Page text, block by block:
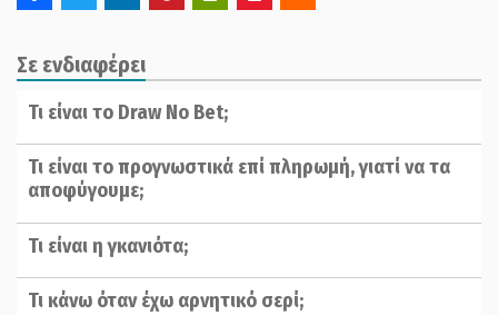
Σε ενδιαφέρει
Τι είναι το Draw No Bet;
Τι είναι το προγνωστικά επί πληρωμή, γιατί να τα
αποφύγουμε;
Τι είναι η γκανιότα;
Τι κάνω όταν έχω αρνητικό σερί;